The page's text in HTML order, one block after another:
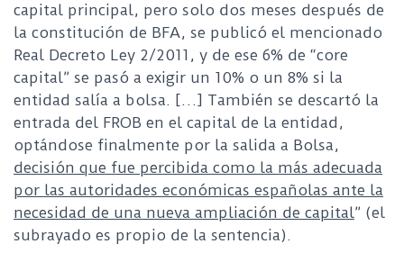
capital principal, pero solo dos meses después de
la constitución de BFA, se publicó el mencionado
Real Decreto Ley 2/2011, y de ese 6% de “core
capital” se pasó a exigir un 10% o un 8% si la
entidad salía a bolsa. […] También se descartó la
entrada del FROB en el capital de la entidad,
optándose finalmente por la salida a Bolsa,
decisión que fue percibida como la más adecuada
por las autoridades económicas españolas ante la
necesidad de una nueva ampliación de capital” (el
subrayado es propio de la sentencia).